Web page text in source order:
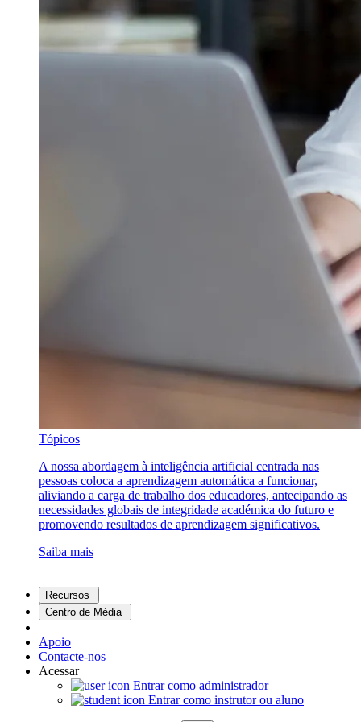
Tópicos
A nossa abordagem à inteligência artificial centrada nas
pessoas coloca a aprendizagem automática a funcionar,
aliviando a carga de trabalho dos educadores, antecipando as
necessidades globais de integridade académica do futuro e
promovendo resultados de aprendizagem significativos.
Saiba mais
Recursos
Centro de Média
Apoio
Contacte-nos
Acessar
Entrar como administrador
Entrar como instrutor ou aluno